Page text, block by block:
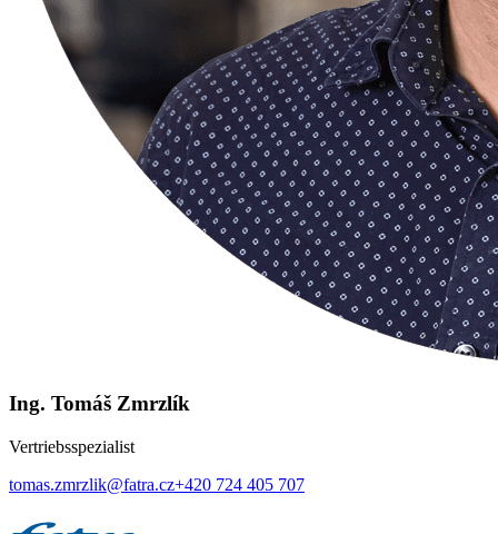
Ing. Tomáš Zmrzlík
Vertriebsspezialist
tomas.zmrzlik@fatra.cz+420 724 405 707